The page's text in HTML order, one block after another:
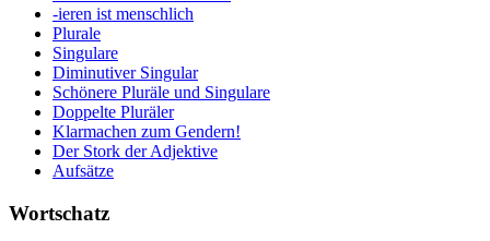
-ieren ist menschlich
Plurale
Singulare
Diminutiver Singular
Schönere Pluräle und Singulare
Doppelte Pluräler
Klarmachen zum Gendern!
Der Stork der Adjektive
Aufsätze
Wortschatz